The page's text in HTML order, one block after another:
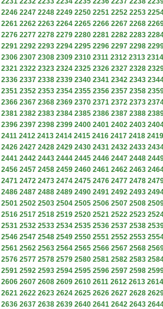
2246 2247 2248 2249 2250 2251 2252 2253
2261 2262 2263 2264 2265 2266 2267 2268
2276 2277 2278 2279 2280 2281 2282 2283
2291 2292 2293 2294 2295 2296 2297 2298
2306 2307 2308 2309 2310 2311 2312 2313 2314
2321 2322 2323 2324 2325 2326 2327 2328
2336 2337 2338 2339 2340 2341 2342 2343
2351 2352 2353 2354 2355 2356 2357 2358
2366 2367 2368 2369 2370 2371 2372 2373
2381 2382 2383 2384 2385 2386 2387 2388
2396 2397 2398 2399 2400 2401 2402 2403
2411 2412 2413 2414 2415 2416 2417 2418 2419
2426 2427 2428 2429 2430 2431 2432 2433
2441 2442 2443 2444 2445 2446 2447 2448
2456 2457 2458 2459 2460 2461 2462 2463
2471 2472 2473 2474 2475 2476 2477 2478
2486 2487 2488 2489 2490 2491 2492 2493
2501 2502 2503 2504 2505 2506 2507 2508
2516 2517 2518 2519 2520 2521 2522 2523
2531 2532 2533 2534 2535 2536 2537 2538
2546 2547 2548 2549 2550 2551 2552 2553
2561 2562 2563 2564 2565 2566 2567 2568
2576 2577 2578 2579 2580 2581 2582 2583
2591 2592 2593 2594 2595 2596 2597 2598
2606 2607 2608 2609 2610 2611 2612 2613 2614
2621 2622 2623 2624 2625 2626 2627 2628
2636 2637 2638 2639 2640 2641 2642 2643